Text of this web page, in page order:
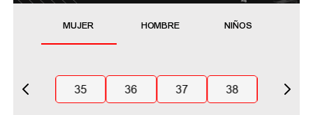
MUJER HOMBRE NIÑOS
35 36 37 38